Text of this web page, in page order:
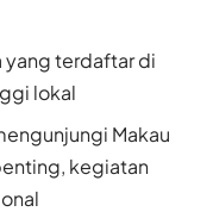
yang terdaftar di
lokal
Makau
kegiatan